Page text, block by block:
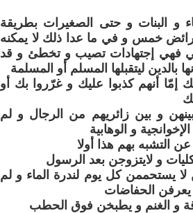
و البنات و حتى الصغيرات بطريقة
خمس و في ما عدا ذلك لا يمكنه
فهي إجتهادات تصيب و تخطئ و قد
بالدين ليتقبلها المسلم أو المسلمة
إمّا أنهم كذبوا عليك و غرّروا بك أو
و بين زائريهم من الرجال و لم
و الوهابية
التشبه بهم هذا أولا
و لايتزوجن بعد الرسول
يستحممن كل يوم لندرة الماء و لم
الحفاضات
و الغنم و يطبخن فوق الحطب